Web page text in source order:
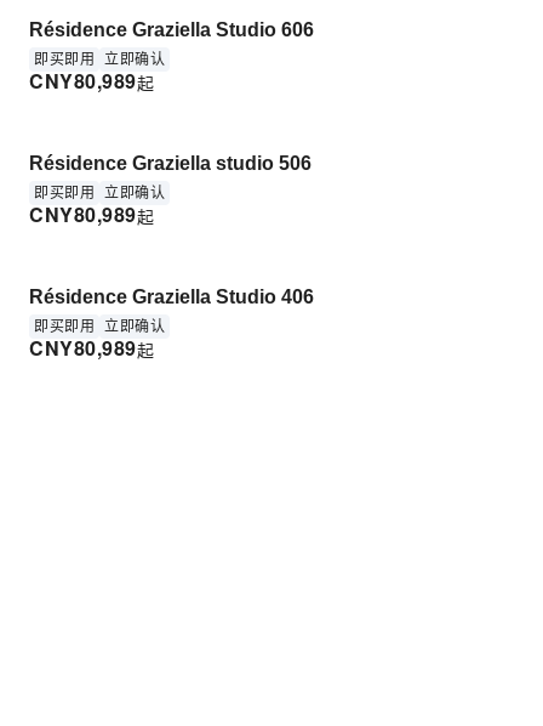
Résidence Graziella Studio 606
即买即用 立即确认
CNY80,989起
Résidence Graziella studio 506
即买即用 立即确认
CNY80,989起
Résidence Graziella Studio 406
即买即用 立即确认
CNY80,989起